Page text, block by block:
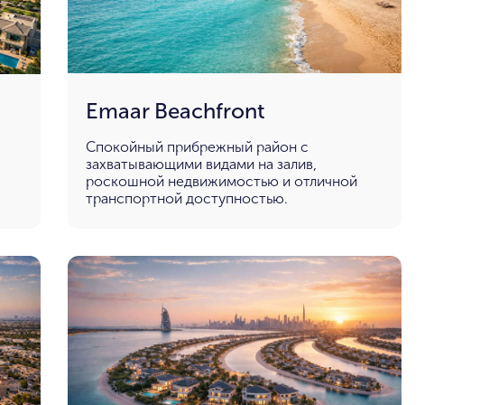
Emaar Beachfront
Спокойный прибрежный район с
захватывающими видами на залив,
роскошной недвижимостью и отличной
транспортной доступностью.